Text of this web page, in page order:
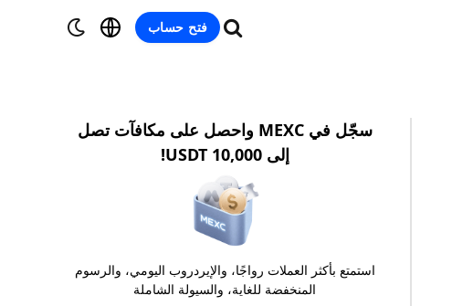
فتح حساب
سجّل في MEXC واحصل على مكافآت تصل
إلى 10,000 USDT!
استمتع بأكثر العملات رواجًا، والإيردروب اليومي، والرسوم
المنخفضة للغاية، والسيولة الشاملة